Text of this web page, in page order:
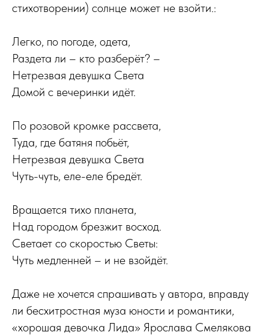
стихотворении) солнце может не взойти.:
Легко, по погоде, одета,
Раздета ли – кто разберёт? –
Нетрезвая девушка Света
Домой с вечеринки идёт.
По розовой кромке рассвета,
Туда, где батяня побьёт,
Нетрезвая девушка Света
Чуть-чуть, еле-еле бредёт.
Вращается тихо планета,
Над городом брезжит восход.
Светает со скоростью Светы:
Чуть медленней – и не взойдёт.
Даже не хочется спрашивать у автора, вправду
ли бесхитростная муза юности и романтики,
«хорошая девочка Лида» Ярослава Смелякова